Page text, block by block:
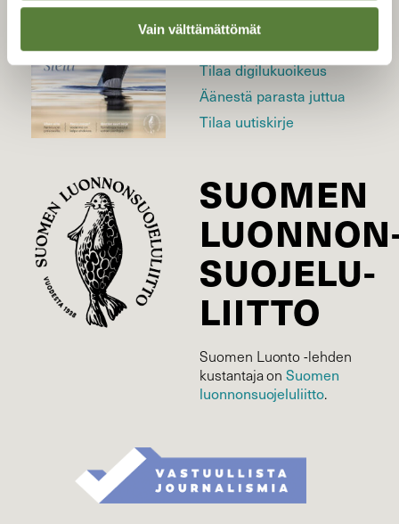
Vain välttämättömät
Tilaa digilukuoikeus
Äänestä parasta juttua
Tilaa uutiskirje
SUOMEN
SUOJELU­
LIITTO
Suomen Luonto -lehden
kustantaja onSuomen
luonnonsuojelu­liitto.